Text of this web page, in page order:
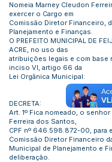
Nomeia Marney Cleudon
exercer o Cargo em
Comissão Diretor Financeiro,
Planejamento e Finanças.
O PREFEITO MUNICIPAL DE
ACRE, no uso das
atribuições legais e com base
inciso VI, artigo 66 da
Lei Orgânica Municipal:
DECRETA:
Art. 1º Fica nomeado, o
Ferreira dos Santos,
CPF nº 646.598.872-00, para
Comissão Diretor Financeiro
Municipal de Planejamento e
deliberação.